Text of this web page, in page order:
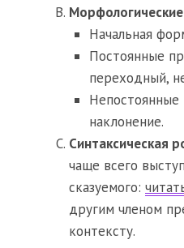
Начальная
Постоянные
переходный,
Непостоянные
наклонение.
Синтаксическая
чаще всего
сказуемого:
другим членом
контексту.